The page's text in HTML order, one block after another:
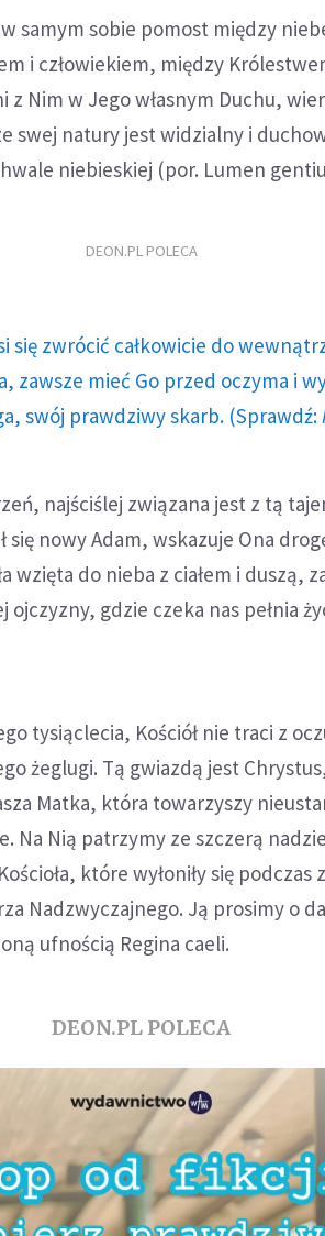
samym sobie pomost między
i człowiekiem, między
z Nim w Jego własnym Duchu,
swej natury jest widzialny i
niebieskiej (por. Lumen
DEON.PL POLECA
się zwrócić całkowicie do
zawsze mieć Go przed oczyma i
swój prawdziwy skarb. (Sprawdź:
najściślej związana jest z tą
nowy Adam, wskazuje Ona
wzięta do nieba z ciałem i duszą,
gdzie czeka nas pełnia
tysiąclecia, Kościół nie traci z
żeglugi. Tą gwiazdą jest
Matka, która towarzyszy
Na Nią patrzymy ze szczerą
które wyłoniły się podczas
Nadzwyczajnego. Ją prosimy o
ufnością Regina caeli.
DEON.PL POLECA